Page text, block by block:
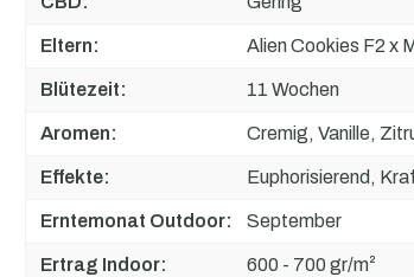
Eltern: Alien Cookies F2 x
Blütezeit: 11 Wochen
Aromen: Cremig, Vanille,
Effekte: Euphorisierend,
Erntemonat Outdoor: September
Ertrag Indoor: 600 - 700 gr/m²